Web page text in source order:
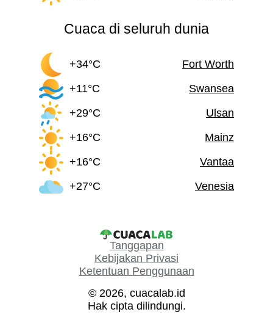
Cuaca di seluruh dunia
+34°C
Fort Worth
+11°C
Swansea
+29°C
Ulsan
+16°C
Mainz
+16°C
Vantaa
+27°C
Venesia
Tanggapan
Kebijakan Privasi
Ketentuan Penggunaan
© 2026, cuacalab.id
Hak cipta dilindungi.